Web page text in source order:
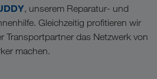
, unserem Reparatur- und
Gleichzeitig profitieren wir
Transportpartner das Netzwerk von
machen.